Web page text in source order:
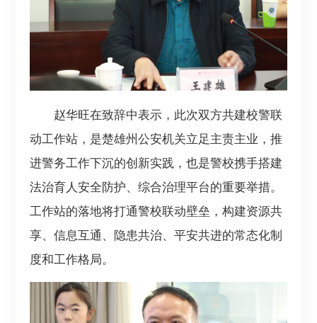
赵华旺在致辞中表示，此次双方共建校警联
动工作站，是楚雄州公安机关立足主责主业，推
进警务工作下沉的创新实践，也是警校携手搭建
法治育人安全防护、综合治理平台的重要举措。
工作站的落地将打通警校联动壁垒，构建资源共
享、信息互通、隐患共治、平安共进的常态化制
度和工作格局。